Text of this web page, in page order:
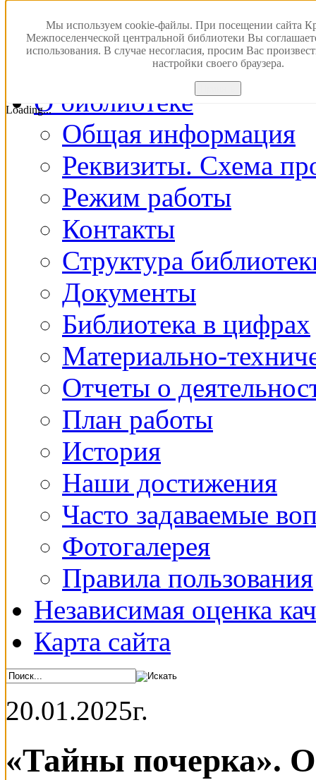
Мы используем cookie-файлы. При посещении сайта
Межпоселенческой центральной библиотеки Вы
использования. В случае несогласия, просим Вас
настройки своего браузера.
Loading...
Версия для
О библиотеке
Общая информация
Реквизиты. Схема
Режим работы
Контакты
Структура
Документы
Библиотека в цифрах
Материально-
Отчеты о
План работы
История
Наши достижения
Часто задаваемые
Фотогалерея
Правила пользования
Независимая оценка
Карта сайта
20.01.2025г.
«Тайны почерка».